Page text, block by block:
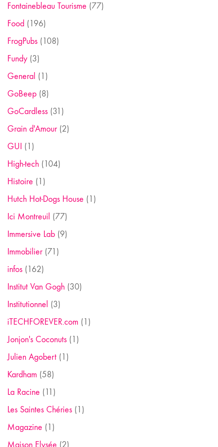
Fontainebleau Tourisme (77)
Food (196)
FrogPubs (108)
Fundy (3)
General (1)
GoBeep (8)
GoCardless (31)
Grain d'Amour(2)
GUI (1)
High-tech (104)
Histoire (1)
Hutch Hot-Dogs House (1)
Ici Montreuil (77)
Immersive Lab (9)
Immobilier(71)
infos (162)
Institut Van Gogh (30)
Institutionnel (3)
iTECHFOREVER.com (1)
Jonjon's Coconuts (1)
Julien Agobert (1)
Kardham (58)
La Racine (11)
Les Saintes Chéries (1)
Magazine (1)
Maison Elysée (2)